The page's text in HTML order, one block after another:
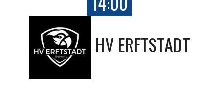
HV ERFTSTADT